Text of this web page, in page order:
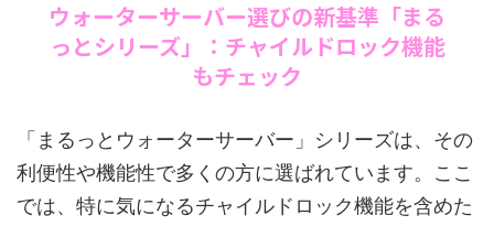
ウォーターサーバー選びの新基準「まる
っとシリーズ」：チャイルドロック機能
もチェック
「まるっとウォーターサーバー」シリーズは、その
利便性や機能性で多くの方に選ばれています。ここ
では、特に気になるチャイルドロック機能を含めた